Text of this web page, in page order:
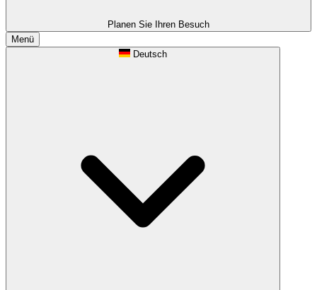
Planen Sie Ihren Besuch
Menü
Deutsch